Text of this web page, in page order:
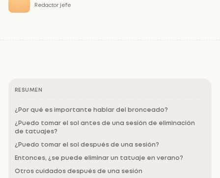
Redactor jefe
RESUMEN
¿Por qué es importante hablar del bronceado?
¿Puedo tomar el sol antes de una sesión de eliminación
de tatuajes?
¿Puedo tomar el sol después de una sesión?
Entonces, ¿se puede eliminar un tatuaje en verano?
Otros cuidados después de una sesión